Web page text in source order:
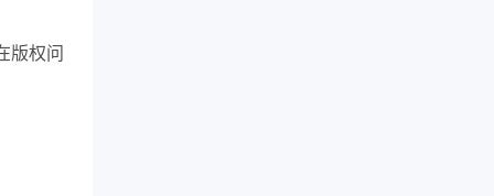
版权问